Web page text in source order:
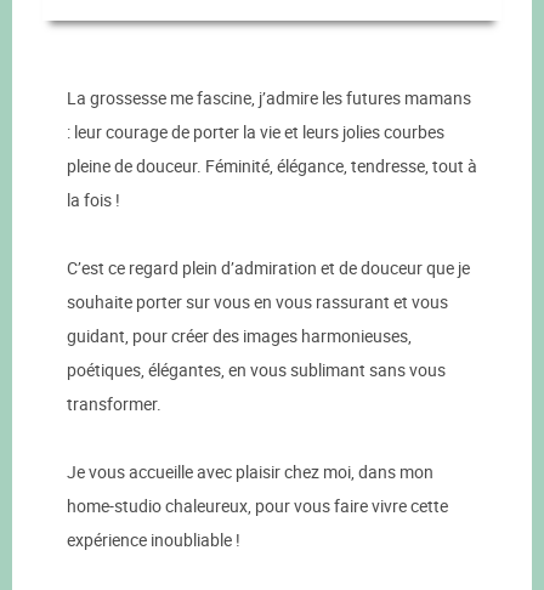
La grossesse me fascine, j’admire les futures mamans
: leur courage de porter la vie et leurs jolies courbes
pleine de douceur. Féminité, élégance, tendresse, tout à
la fois !
C’est ce regard plein d’admiration et de douceur que je
souhaite porter sur vous en vous rassurant et vous
guidant, pour créer des images harmonieuses,
poétiques, élégantes, en vous sublimant sans vous
transformer.
Je vous accueille avec plaisir chez moi, dans mon
home-studio chaleureux, pour vous faire vivre cette
expérience inoubliable !